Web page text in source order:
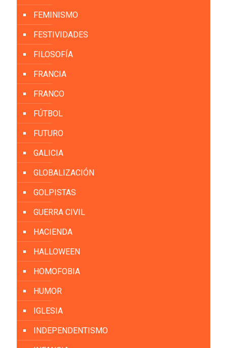
FEMINISMO
FESTIVIDADES
FILOSOFÍA
FRANCIA
FRANCO
FÚTBOL
FUTURO
GALICIA
GLOBALIZACIÓN
GOLPISTAS
GUERRA CIVIL
HACIENDA
HALLOWEEN
HOMOFOBIA
HUMOR
IGLESIA
INDEPENDENTISMO